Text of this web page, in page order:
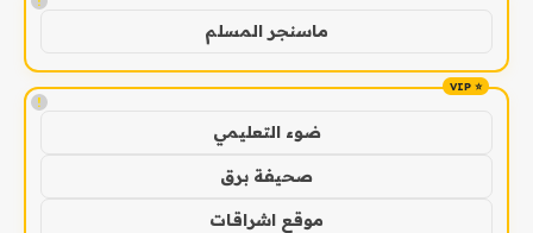
ماسنجر المسلم
!
ضوء التعليمي
صحيفة برق
موقع اشراقات